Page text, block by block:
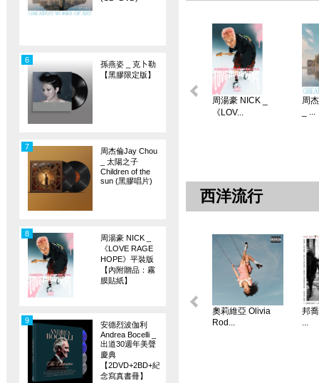
孫燕姿 _ 克卜勒
【黑膠限定版】
6
周杰倫Jay Chou
_ 太陽之子
Children of the
sun (黑膠唱片)
7
周湯豪 NICK _
《LOVE RAGE
HOPE》平裝版
【內附贈品：霧
膜貼紙】
8
安德烈波伽利
Andrea Bocelli _
出道30週年美聲
慶典
【2DVD+2BD+紀
念寫真書冊】
9
周湯豪 NICK _
《LOV...
周
_ ...
西洋流行
奧莉維亞 Olivia
Rod...
邦
...